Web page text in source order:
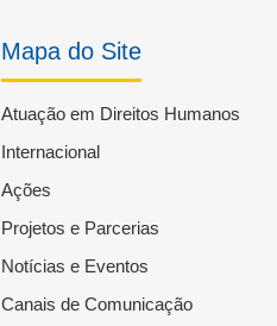
Mapa do Site
Atuação em Direitos Humanos
Internacional
Ações
Projetos e Parcerias
Notícias e Eventos
Canais de Comunicação